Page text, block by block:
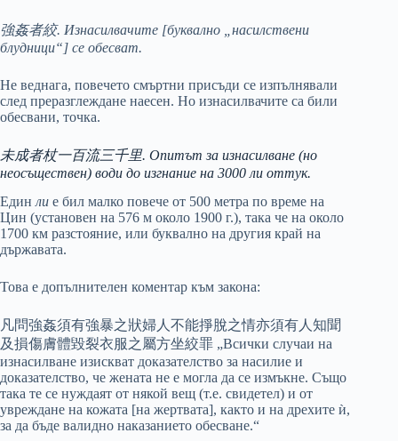
強姦者絞. Изнасилвачите [буквално „насилствени
блудници“] се обесват.
Не веднага, повечето смъртни присъди се изпълнявали
след преразглеждане наесен. Но изнасилвачите са били
обесвани, точка.
未成者杖一百流三千里. Опитът за изнасилване (но
неосъществен) води до изгнание на 3000 ли оттук.
Единли е бил малко повече от 500 метра по време на
Цин (установен на 576 м около 1900 г.), така че на около
1700 км разстояние, или буквално на другия край на
държавата.
Това е допълнителен коментар към закона:
凡問強姦須有強暴之狀婦人不能掙脫之情亦須有人知聞
及損傷膚體毀裂衣服之屬方坐絞罪 „Всички случаи на
изнасилване изискват доказателство за насилие и
доказателство, че жената не е могла да се измъкне. Също
така те се нуждаят от някой вещ (т.е. свидетел) и от
увреждане на кожата [на жертвата], както и на дрехите ѝ,
за да бъде валидно наказанието обесване.“